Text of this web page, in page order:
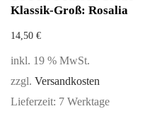
Klassik-Groß: Rosalia
14,50 €
inkl. 19 % MwSt.
zzgl. Versandkosten
Lieferzeit: 7 Werktage